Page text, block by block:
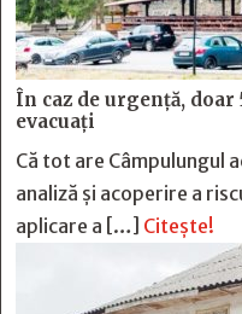
În caz de urgență,
evacuați
Că tot are Câmpulungul
analiză și acoperire a
aplicare a […] Citește!